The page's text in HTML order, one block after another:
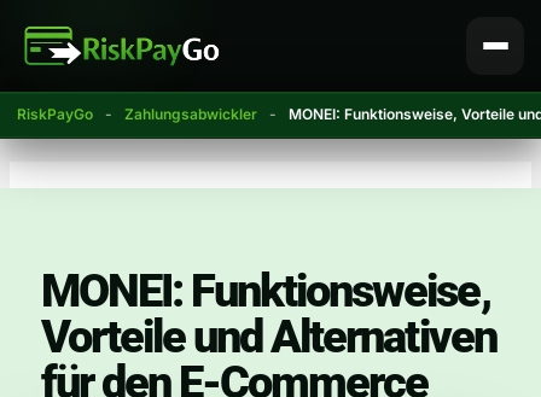
RiskPayGo - Zahlungsabwickler - MONEI: Funktionsweise, Vorteile
Inhalt
springen
MONEI: Funktionsweise,
Vorteile und Alternativen
für den E-Commerce